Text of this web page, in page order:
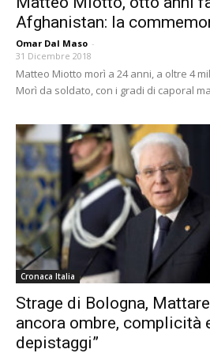
Afghanistan: la
Omar Dal Maso -
31 Dicembre 2018
Matteo Miotto morì a 24 anni, a oltre 4
Morì da soldato, con i gradi di caporal
Cronaca Italia
Strage di Bologna,
ancora ombre, complicità
depistaggi”